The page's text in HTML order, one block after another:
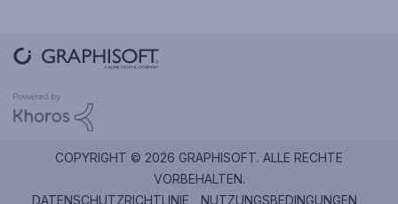
COPYRIGHT © 2026 GRAPHISOFT. ALLE RECHTE
VORBEHALTEN.
DATENSCHUTZRICHTLINIE
NUTZUNGSBEDINGUNGEN